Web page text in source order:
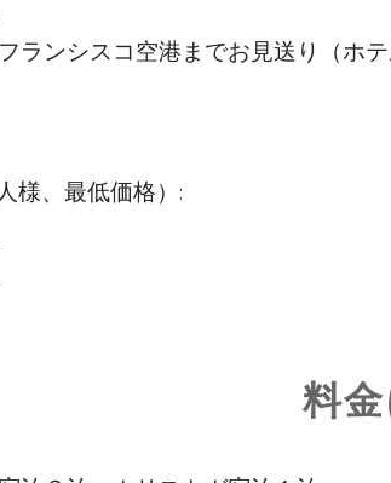
ランシスコ空港までお見送り（ホ
様、最低価格）:
料